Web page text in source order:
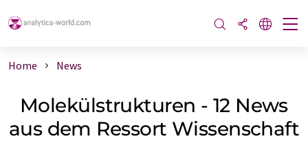
Home News
Molekülstrukturen - 12 News
aus dem Ressort Wissenschaft